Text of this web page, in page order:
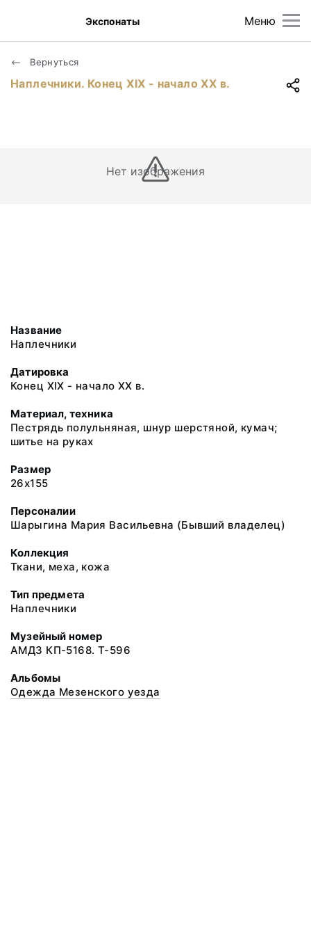
Меню
Экспонаты
Вернуться
Наплечники. Конец ХIХ - начало ХХ в.
Нет изображения
Название
Наплечники
Датировка
Конец ХIХ - начало ХХ в.
Материал, техника
Пестрядь полульняная, шнур шерстяной, кумач;
шитье на руках
Размер
26х155
Персоналии
Шарыгина Мария Васильевна (Бывший владелец)
Коллекция
Ткани, меха, кожа
Тип предмета
Наплечники
Музейный номер
АМДЗ КП-5168. Т-596
Альбомы
Одежда Мезенского уезда